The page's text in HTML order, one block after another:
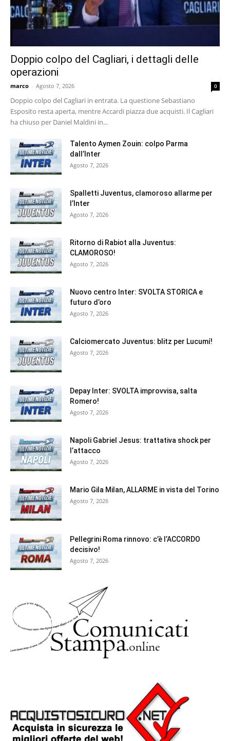
Doppio colpo del Cagliari, i dettagli delle
operazioni
marco - Agosto 7, 2026 0
Doppio colpo del Cagliari in entrata. La questione Sebastiano
Esposito resta aperta, mentre Accardi piazza due acquisti. Il Cagliari
ha chiuso per Daniel Maldini in...
Talento Aymen Zouin: colpo Parma
dall’Inter
Agosto 7, 2026
Spalletti Juventus, clamoroso allarme per
l’Inter
Agosto 7, 2026
Ritorno di Rabiot alla Juventus:
CLAMOROSO!
Agosto 7, 2026
Nuovo centro Inter: SVOLTA STORICA e
futuro d’oro
Agosto 7, 2026
Calciomercato Juventus: blitz per Lucumí!
Agosto 7, 2026
Depay Inter: SVOLTA improvvisa, salta
Romero!
Agosto 7, 2026
Napoli Gabriel Jesus: trattativa shock per
l’attacco
Agosto 7, 2026
Mario Gila Milan, ALLARME in vista del Torino
Agosto 7, 2026
Pellegrini Roma rinnovo: c’è l’ACCORDO
decisivo!
Agosto 7, 2026